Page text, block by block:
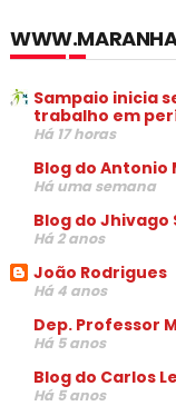
Sampaio inicia
trabalho em
Há 17 horas
Blog do Antonio
Há uma semana
Blog do Jhivago
Há 2 anos
João Rodrigues
Há 4 anos
Dep. Professor
Há 5 anos
Blog do Carlos
Há 5 anos